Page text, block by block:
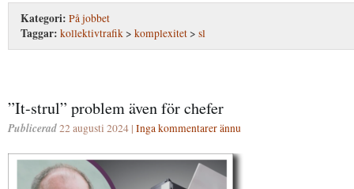
Kategori: På jobbet
Taggar: kollektivtrafik > komplexitet > sl
”It-strul” problem även för chefer
Publicerad22 augusti 2024 | Inga kommentarer ännu